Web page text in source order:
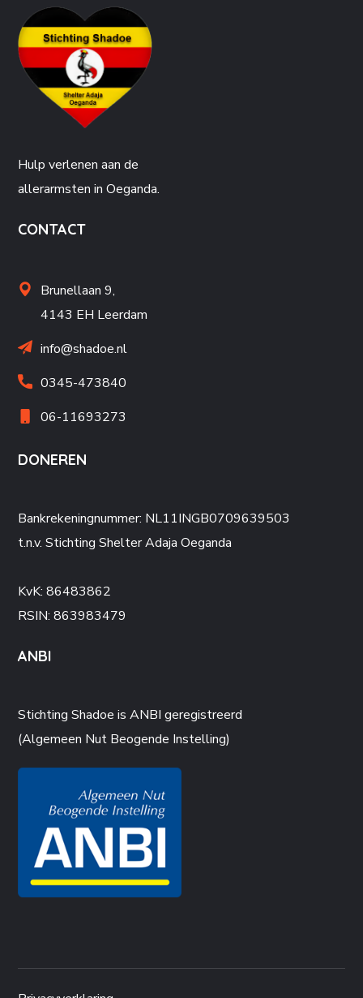
Hulp verlenen aan de
allerarmsten in Oeganda.
CONTACT
Brunellaan 9,
4143 EH Leerdam
info@shadoe.nl
0345-473840
06-11693273
DONEREN
Bankrekeningnummer: NL11INGB0709639503
t.n.v. Stichting Shelter Adaja Oeganda
KvK: 86483862
RSIN: 863983479
ANBI
Stichting Shadoe is ANBI geregistreerd
(Algemeen Nut Beogende Instelling)